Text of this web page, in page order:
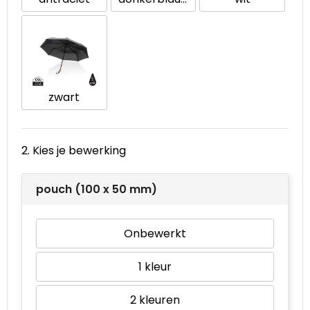
Goodiebags
zwart
2. Kies je bewerking
pouch (100 x 50 mm)
Onbewerkt
1
2